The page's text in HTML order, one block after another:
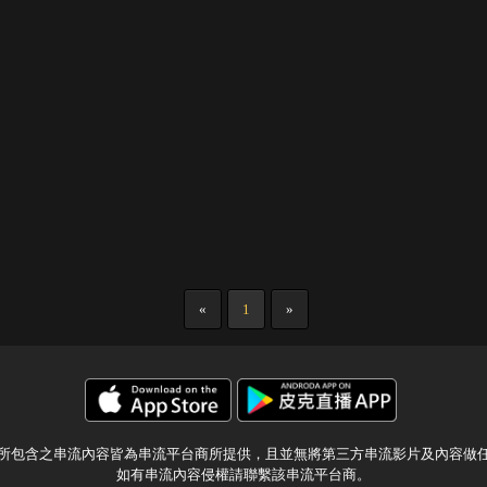
« 1 »
包含之串流內容皆為串流平台商所提供，且並無將第三方串流影片及內容做
如有串流內容侵權請聯繫該串流平台商。